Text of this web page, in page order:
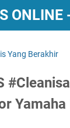
Yang Berakhir